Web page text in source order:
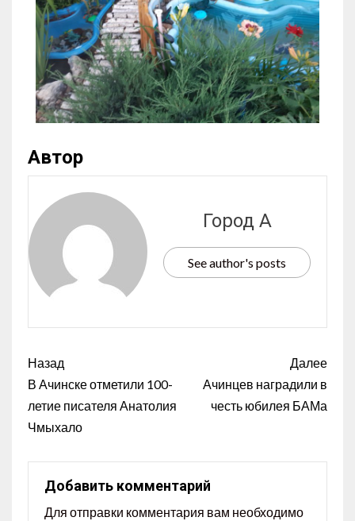
Автор
Город А
See author's posts
Назад
В Ачинске отметили 100-
летие писателя Анатолия
Чмыхало
Далее
Ачинцев наградили в
честь юбилея БАМа
Добавить комментарий
Для отправки комментария вам необходимо